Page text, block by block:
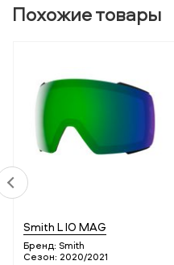
Похожие товары
Smith L IO MAG
Бренд: Smith
Сезон: 2020/2021